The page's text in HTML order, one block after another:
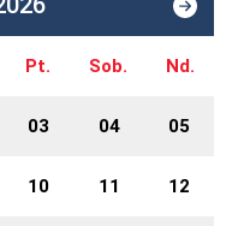
Pt. Sob. Nd.
03 04 05
10 11 12